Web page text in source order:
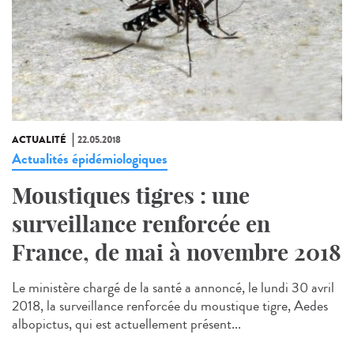
ACTUALITÉ 22.05.2018
Actualités épidémiologiques
Moustiques tigres : une
surveillance renforcée en
France, de mai à novembre 2018
Le ministère chargé de la santé a annoncé, le lundi 30 avril
2018, la surveillance renforcée du moustique tigre, Aedes
albopictus, qui est actuellement présent...